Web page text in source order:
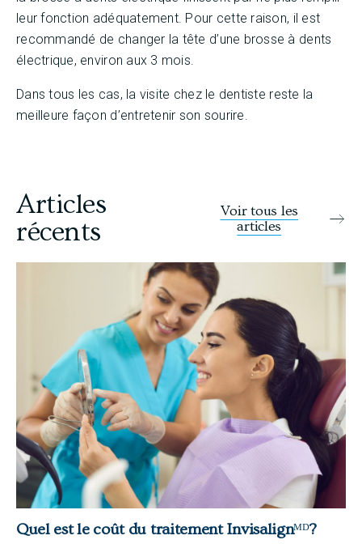
leur fonction adéquatement. Pour cette raison, il est
recommandé de changer la tête d’une brosse à dents
électrique, environ aux 3 mois.
Dans tous les cas, la visite chez le dentiste reste la
meilleure façon d’entretenir son sourire.
Articles
récents
Voir tous les
articles
Quel est le coût du traitement Invisalignᴹᴰ?